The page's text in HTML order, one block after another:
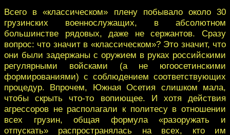
Всего в «классическом» плену побывало около 30
грузинских военнослужащих, в абсолютном
большинстве рядовых, даже не сержантов. Сразу
вопрос: что значит в «классическом»? Это значит, что
они были задержаны с оружием в руках российскими
регулярными войсками (а не югоосетинскими
формированиями) с соблюдением соответствующих
процедур. Впрочем, Южная Осетия слишком мала,
чтобы скрыть что-то вопиющее. И хотя действия
агрессоров не располагали к политесу в отношении
всех грузин, общая формула «разоружать и
отпускать» распространялась на всех, кто им